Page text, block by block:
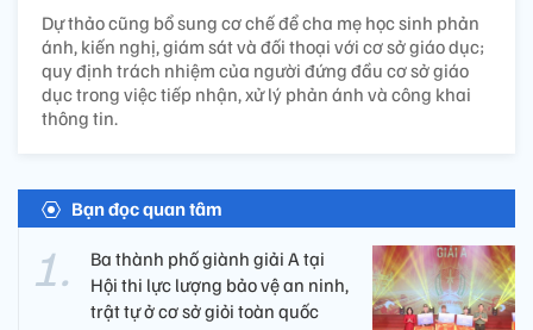
Dự thảo cũng bổ sung cơ chế để cha mẹ học sinh phản
ánh, kiến nghị, giám sát và đối thoại với cơ sở giáo dục;
quy định trách nhiệm của người đứng đầu cơ sở giáo
dục trong việc tiếp nhận, xử lý phản ánh và công khai
thông tin.
Bạn đọc quan tâm
Ba thành phố giành giải A tại
Hội thi lực lượng bảo vệ an ninh,
trật tự ở cơ sở giỏi toàn quốc